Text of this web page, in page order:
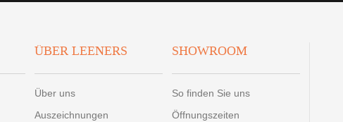
ÜBER LEENERS
Über uns
Auszeichnungen
SHOWROOM
So finden Sie uns
Öffnungszeiten